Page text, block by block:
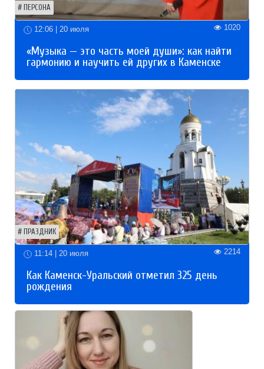
ПЕРСОНА
12:06 | 20 июля 1020
«Музыка — это часть моей души»: как найти
гармонию и научить ей других в Каменске
ПРАЗДНИК
11:14 | 20 июля 2214
Как Каменск-Уральский отметил 325 день
рождения